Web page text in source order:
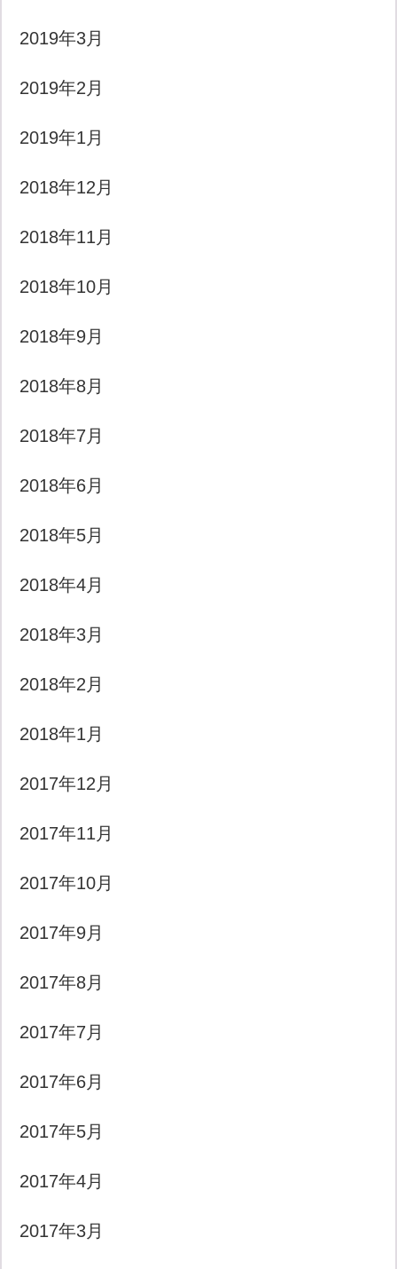
2019年3月
2019年2月
2019年1月
2018年12月
2018年11月
2018年10月
2018年9月
2018年8月
2018年7月
2018年6月
2018年5月
2018年4月
2018年3月
2018年2月
2018年1月
2017年12月
2017年11月
2017年10月
2017年9月
2017年8月
2017年7月
2017年6月
2017年5月
2017年4月
2017年3月